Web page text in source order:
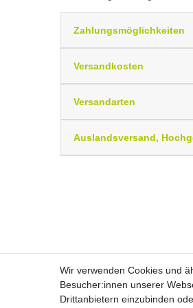
Zahlungsmöglichkeiten
Versandkosten
Versandarten
Auslandsversand,
Wir verwenden Cookies und
Besucher:innen unserer
Drittanbietern einzubinden